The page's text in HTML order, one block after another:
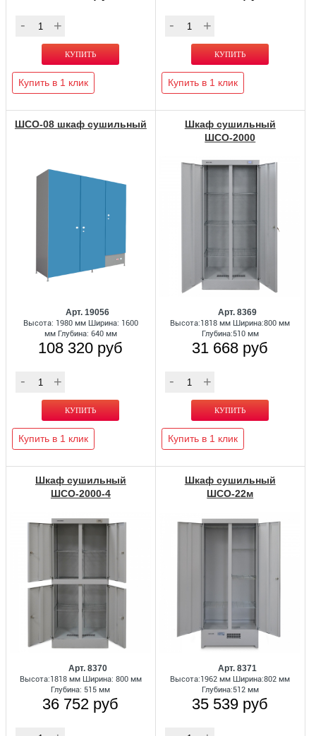
Купить в 1 клик Купить в 1 клик
ШСО-08 шкаф сушильный
Арт. 19056
Высота: 1980 мм Ширина: 1600
мм Глубина: 640 мм
108 320 руб
Купить в 1 клик
Шкаф сушильный
ШСО-2000
Арт. 8369
Высота:1818 мм Ширина:800 мм
Глубина:510 мм
31 668 руб
Купить в 1 клик
Шкаф сушильный
ШСО-2000-4
Арт. 8370
Высота:1818 мм Ширина: 800 мм
Глубина: 515 мм
36 752 руб
Шкаф сушильный
ШСО-22м
Арт. 8371
Высота:1962 мм Ширина:802 мм
Глубина:512 мм
35 539 руб